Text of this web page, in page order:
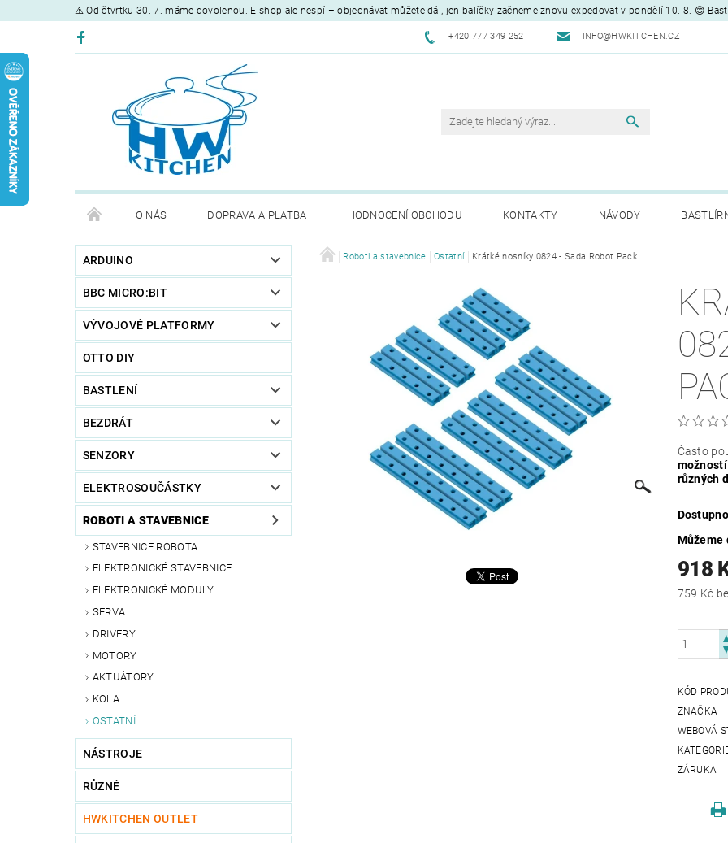
⚠️ Od čtvrtku 30. 7. máme dovolenou. E-shop ale nespí – objednávat můžete dál, jen balíčky začneme znovu expedovat v pondělí 10. 8. 😊
+420 777 349 252 INFO@HWKITCHEN.CZ
O NÁS DOPRAVA A PLATBA HODNOCENÍ OBCHODU KONTAKTY NÁVODY
ARDUINO
BBC MICRO:BIT
VÝVOJOVÉ PLATFORMY
OTTO DIY
BASTLENÍ
BEZDRÁT
SENZORY
ELEKTROSOUČÁSTKY
ROBOTI A STAVEBNICE
STAVEBNICE ROBOTA
ELEKTRONICKÉ STAVEBNICE
ELEKTRONICKÉ MODULY
SERVA
DRIVERY
MOTORY
AKTUÁTORY
KOLA
OSTATNÍ
NÁSTROJE
RŮZNÉ
HWKITCHEN OUTLET
Roboti a stavebnice Ostatní Krátké nosníky 0824 - Sada Robot Pack
Často
různých
Můžeme
918
KÓD
ZNAČKA
WEBOVÁ
ZÁRUKA